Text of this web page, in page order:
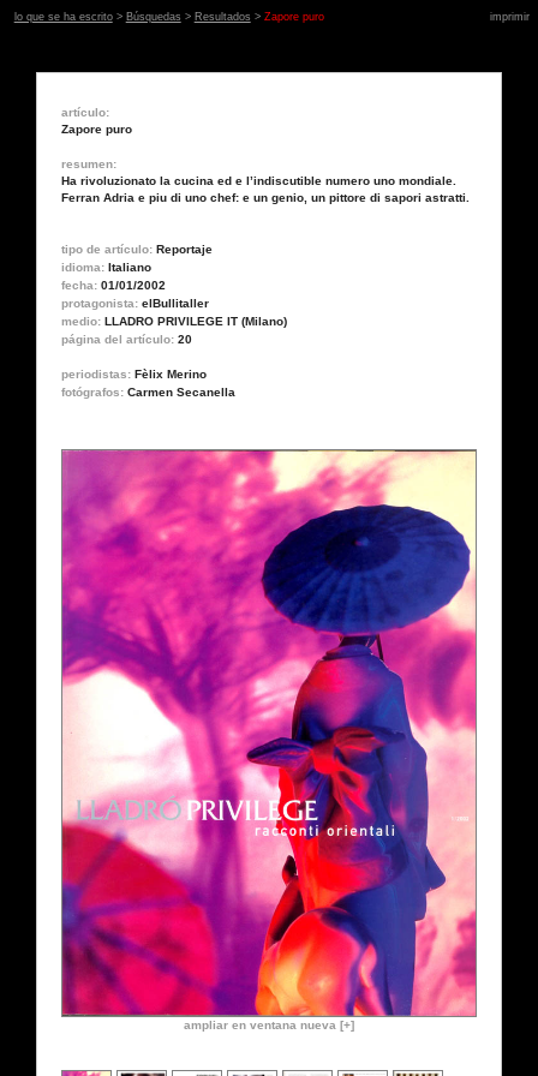
lo que se ha escrito> Búsquedas > Resultados > Zapore puro imprimir
artículo:
Zapore puro
resumen:
Ha rivoluzionato la cucina ed e l’indiscutible numero uno mondiale.
Ferran Adria e piu di uno chef: e un genio, un pittore di sapori astratti.
tipo de artículo: Reportaje
idioma: Italiano
fecha: 01/01/2002
protagonista: elBullitaller
medio: LLADRO PRIVILEGE IT (Milano)
página del artículo: 20
periodistas: Fèlix Merino
fotógrafos: Carmen Secanella
ampliar en ventana nueva [+]